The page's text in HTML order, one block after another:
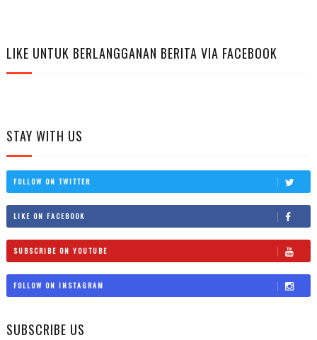
LIKE UNTUK BERLANGGANAN BERITA VIA FACEBOOK
STAY WITH US
FOLLOW ON TWITTER
LIKE ON FACEBOOK
SUBSCRIBE ON YOUTUBE
FOLLOW ON INSTAGRAM
SUBSCRIBE US